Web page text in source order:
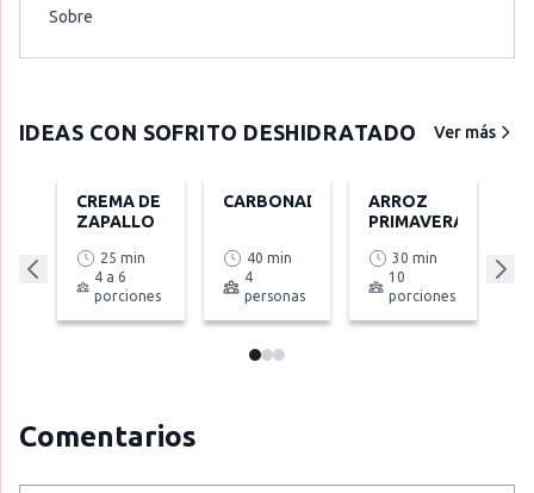
Sobre
IDEAS CON SOFRITO DESHIDRATADO Ver más
CREMA DE
ZAPALLO
25 min
4 a 6
porciones
CARBONADA
40 min
4
personas
ARROZ
PRIMAVERA
30 min
10
porciones
Comentarios